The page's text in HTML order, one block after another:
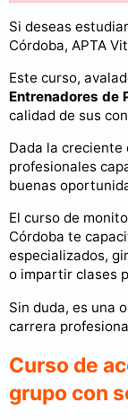
Si deseas
Córdoba, APTA
Este curso,
Entrenadores de
calidad de sus
Dada la creciente
profesionales
buenas
El curso de
Córdoba te
especializados,
o impartir clases
Sin duda, es una
carrera
Curso de
grupo con